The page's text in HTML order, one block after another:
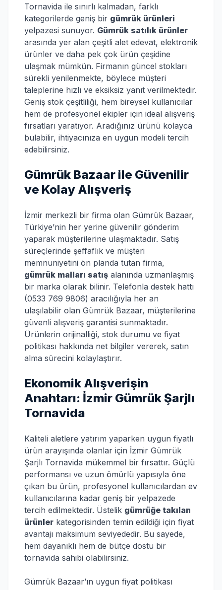
Tornavida ile sınırlı kalmadan, farklı
kategorilerde geniş bir gümrük ürünleri
yelpazesi sunuyor. Gümrük satılık ürünler
arasında yer alan çeşitli alet edevat, elektronik
ürünler ve daha pek çok ürün çeşidine
ulaşmak mümkün. Firmanın güncel stokları
sürekli yenilenmekte, böylece müşteri
taleplerine hızlı ve eksiksiz yanıt verilmektedir.
Geniş stok çeşitliliği, hem bireysel kullanıcılar
hem de profesyonel ekipler için ideal alışveriş
fırsatları yaratıyor. Aradığınız ürünü kolayca
bulabilir, ihtiyacınıza en uygun modeli tercih
edebilirsiniz.
Gümrük Bazaar ile Güvenilir
ve Kolay Alışveriş
İzmir merkezli bir firma olan Gümrük Bazaar,
Türkiye’nin her yerine güvenilir gönderim
yaparak müşterilerine ulaşmaktadır. Satış
süreçlerinde şeffaflık ve müşteri
memnuniyetini ön planda tutan firma,
gümrük malları satış alanında uzmanlaşmış
bir marka olarak bilinir. Telefonla destek hattı
(0533 769 9806) aracılığıyla her an
ulaşılabilir olan Gümrük Bazaar, müşterilerine
güvenli alışveriş garantisi sunmaktadır.
Ürünlerin orijinalliği, stok durumu ve fiyat
politikası hakkında net bilgiler vererek, satın
alma sürecini kolaylaştırır.
Ekonomik Alışverişin
Anahtarı: İzmir Gümrük Şarjlı
Tornavida
Kaliteli aletlere yatırım yaparken uygun fiyatlı
ürün arayışında olanlar için İzmir Gümrük
Şarjlı Tornavida mükemmel bir fırsattır. Güçlü
performansı ve uzun ömürlü yapısıyla öne
çıkan bu ürün, profesyonel kullanıcılardan ev
kullanıcılarına kadar geniş bir yelpazede
tercih edilmektedir. Üstelik gümrüğe takılan
ürünler kategorisinden temin edildiği için fiyat
avantajı maksimum seviyededir. Bu sayede,
hem dayanıklı hem de bütçe dostu bir
tornavida sahibi olabilirsiniz.
Gümrük Bazaar’ın uygun fiyat politikası